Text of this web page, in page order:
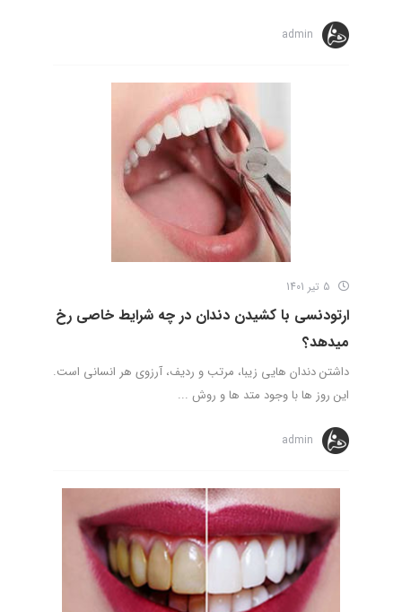
admin
ارتودنسی با کشیدن دندان در چه شرایط خاصی رخ
میدهد؟
داشتن دندان هایی زیبا، مرتب و ردیف، آرزوی هر انسانی است.
این روز ها با وجود متد ها و روش ...
admin